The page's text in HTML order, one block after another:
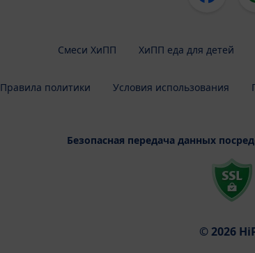
Смеси ХиПП ХиПП еда для детей
Правила политики Условия использования
Безопасная передача данных
© 2026